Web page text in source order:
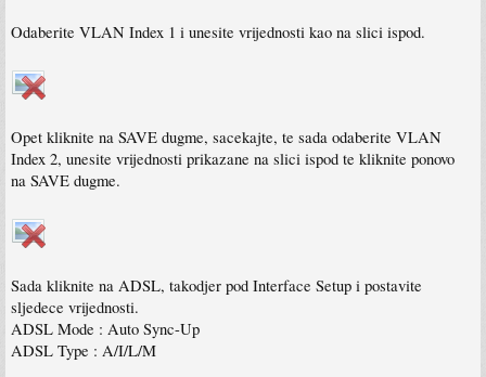
Odaberite VLAN Index 1 i unesite vrijednosti kao na slici ispod.
Opet kliknite na SAVE dugme, sacekajte, te sada odaberite VLAN
Index 2, unesite vrijednosti prikazane na slici ispod te kliknite ponovo
na SAVE dugme.
Sada kliknite na ADSL, takodjer pod Interface Setup i postavite
sljedece vrijednosti.
ADSL Mode : Auto Sync-Up
ADSL Type : A/I/L/M